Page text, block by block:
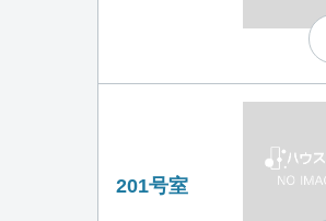
201号室